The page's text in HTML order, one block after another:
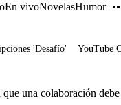
En vivoNovelasHumor
'Desafío' YouTube
que una colaboración